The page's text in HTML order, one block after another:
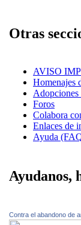
Otras
AVISO
Homenajes
Adopciones
Foros
Colabora
Enlaces de
Ayuda
Ayudanos,
Contra el abandono de